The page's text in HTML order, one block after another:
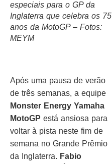
especiais para o GP da
Inglaterra que celebra os 75
anos da MotoGP – Fotos:
MEYM
Após uma pausa de verão
de três semanas, a equipe
Monster Energy Yamaha
MotoGP está ansiosa para
voltar à pista neste fim de
semana no Grande Prêmio
da Inglaterra. Fabio